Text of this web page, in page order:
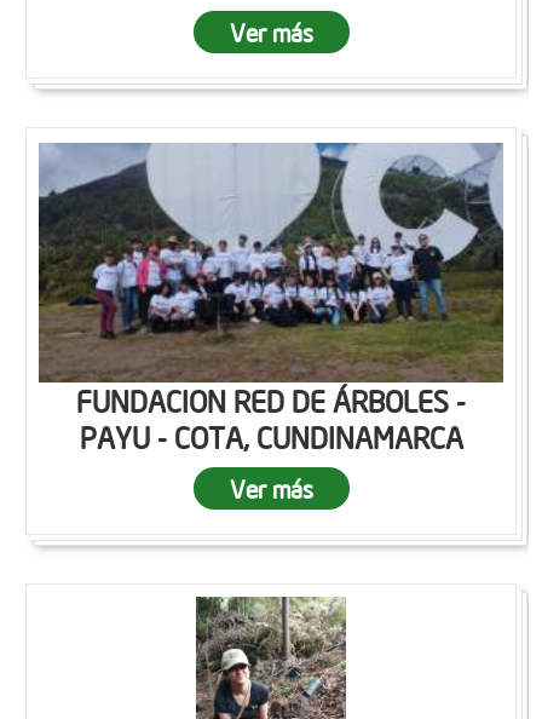
Ver más
FUNDACION RED DE ÁRBOLES -
PAYU - COTA, CUNDINAMARCA
Ver más